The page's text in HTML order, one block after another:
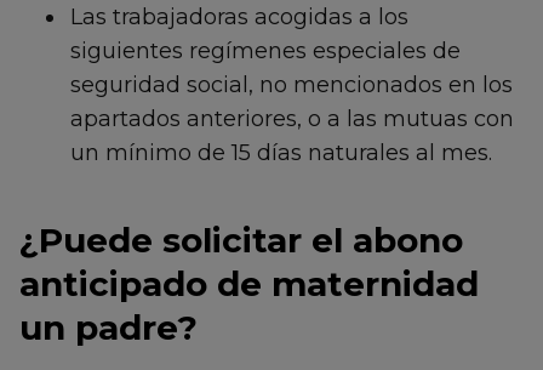
Las trabajadoras acogidas a los
siguientes regímenes especiales de
seguridad social, no mencionados en los
apartados anteriores, o a las mutuas con
un mínimo de 15 días naturales al mes.
¿Puede solicitar el abono
anticipado de maternidad
un padre?